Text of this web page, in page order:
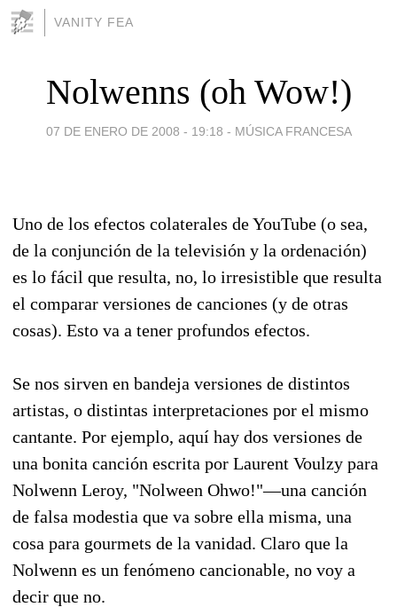
VANITY FEA
Nolwenns (oh Wow!)
07 DE ENERO DE 2008 - 19:18 - MÚSICA FRANCESA
Uno de los efectos colaterales de YouTube (o sea,
de la conjunción de la televisión y la ordenación)
es lo fácil que resulta, no, lo irresistible que resulta
el comparar versiones de canciones (y de otras
cosas). Esto va a tener profundos efectos.
Se nos sirven en bandeja versiones de distintos
artistas, o distintas interpretaciones por el mismo
cantante. Por ejemplo, aquí hay dos versiones de
una bonita canción escrita por Laurent Voulzy para
Nolwenn Leroy, "Nolween Ohwo!"—una canción
de falsa modestia que va sobre ella misma, una
cosa para gourmets de la vanidad. Claro que la
Nolwenn es un fenómeno cancionable, no voy a
decir que no.